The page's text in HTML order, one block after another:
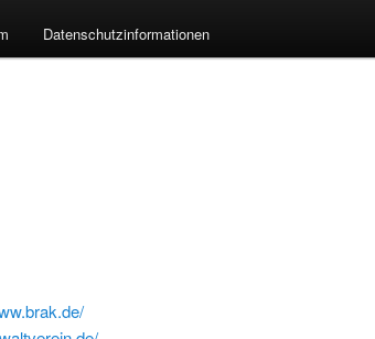
Datenschutzinformationen